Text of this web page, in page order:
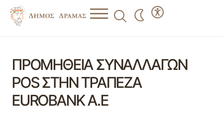
ΠΡΟΜΗΘΕΙΑ ΣΥΝΑΛΛΑΓΩΝ
POS ΣΤΗΝ ΤΡΑΠΕΖΑ
EUROBANK A.E